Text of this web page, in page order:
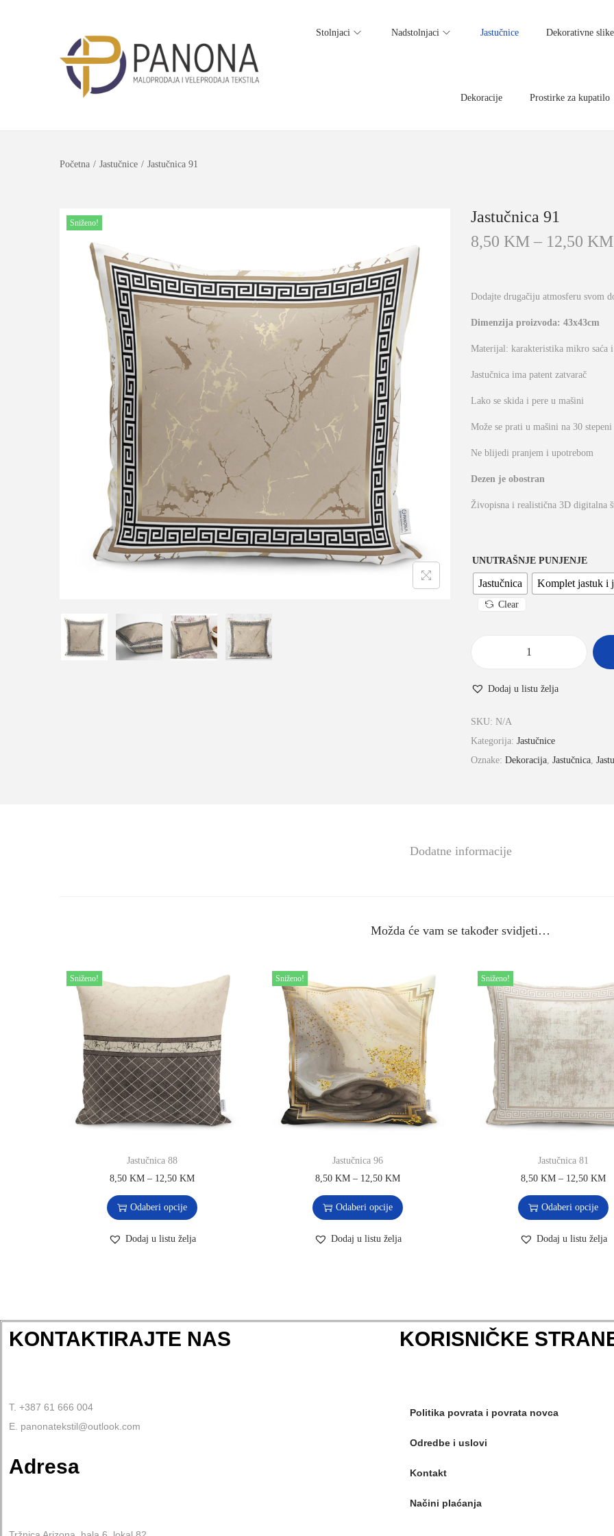
Stolnjaci Nadstolnjaci Jastučnice Dekorativne slike
Dekoracije Prostirke za kupatilo
Početna / Jastučnice / Jastučnica 91
Sniženo!
Jastučnica 91
8,50 KM – 12,50 KM
Dodajte drugačiju atmosferu svom
Dimenzija proizvoda: 43x43cm
Materijal: karakteristika mikro saća i
Jastučnica ima patent zatvarač
Lako se skida i pere u mašini
Može se prati u mašini na 30 stepeni
Ne blijedi pranjem i upotrebom
Dezen je obostran
Živopisna i realistična 3D digitalna
UNUTRAŠNJE PUNJENJE
Jastučnica Komplet jastuk i
Clear
Dodaj u listu želja
SKU: N/A
Kategorija: Jastučnice
Oznake: Dekoracija, Jastučnica,
Dodatne informacije
Možda će vam se također svidjeti…
Sniženo!
Jastučnica 88
8,50 KM – 12,50 KM
Odaberi opcije
Dodaj u listu želja
Sniženo!
Jastučnica 96
8,50 KM – 12,50 KM
Odaberi opcije
Dodaj u listu želja
Sniženo!
Jastučnica 81
8,50 KM – 12,50 KM
Odaberi opcije
Dodaj u listu želja
KONTAKTIRAJTE NAS
T. +387 61 666 004
E. panonatekstil@outlook.com
Adresa
KORISNIČKE
Politika povrata i povrata novca
Odredbe i uslovi
Kontakt
Načini plaćanja